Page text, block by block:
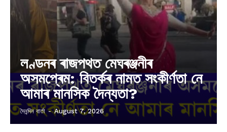
লণ্ডনৰ ৰাজপথত মেঘৰঞ্জনীৰ
অসমপ্ৰেম: বিতৰ্কৰ নামত সংকীৰ্ণতা নে
আমাৰ মানসিক দৈন্যতা?
দৈনন্দিন বাৰ্তা - August 7, 2026